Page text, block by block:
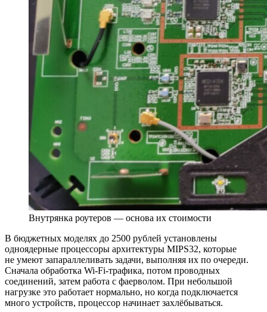
Внутрянка роутеров — основа их стоимости
В бюджетных моделях до 2500 рублей установлены
одноядерные процессоры архитектуры MIPS32, которые
не умеют запараллеливать задачи, выполняя их по очереди.
Сначала обработка Wi‑Fi‑трафика, потом проводных
соединений, затем работа с фаерволом. При небольшой
нагрузке это работает нормально, но когда подключается
много устройств, процессор начинает захлёбываться.